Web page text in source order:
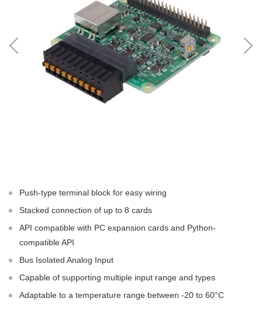
Push-type terminal block for easy wiring
Stacked connection of up to 8 cards
API compatible with PC expansion cards and Python-
compatible API
Bus Isolated Analog Input
Capable of supporting multiple input range and types
Adaptable to a temperature range between -20 to 60°C